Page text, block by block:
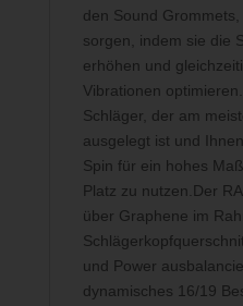
den Sound
sorgen, indem sie die
erhöhen und
Vibrationen
Schläger, der am
ausgelegt ist und
Spin für ein hohes
Platz zu nutzen.Der
über Graphene im
und Power
dynamisches 16/19